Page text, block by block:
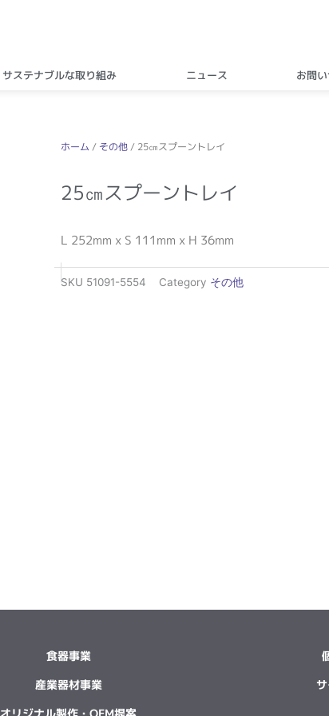
サステナブルな取り組み ニュース お問
ホーム / その他 / 25㎝スプーントレイ
25㎝スプーントレイ
L 252mm x S 111mm x H 36mm
SKU 51091-5554 Category その他
食器事業
産業器材事業
オリジナル製作・OEM提案